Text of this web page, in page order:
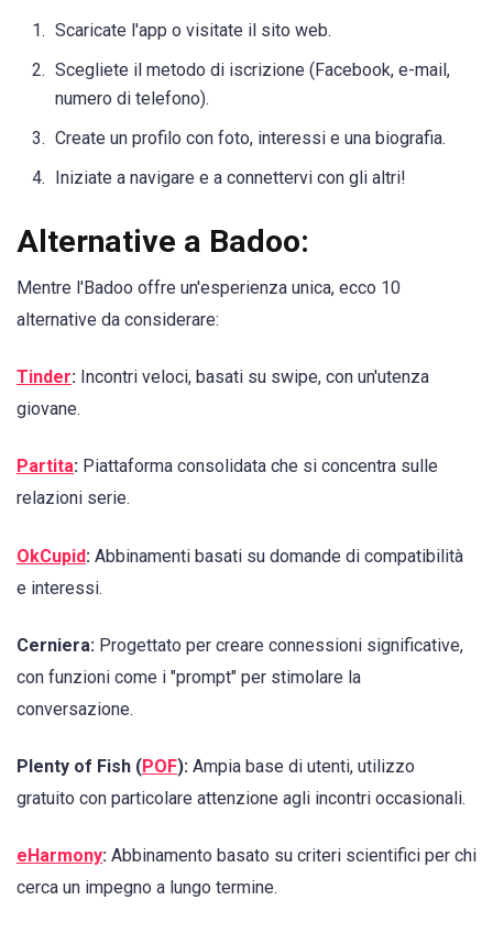
Scaricate l'app o visitate il sito web.
Scegliete il metodo di iscrizione (Facebook, e-mail,
numero di telefono).
Create un profilo con foto, interessi e una biografia.
Iniziate a navigare e a connettervi con gli altri!
Alternative a Badoo:
Mentre l'Badoo offre un'esperienza unica, ecco 10
alternative da considerare:
Tinder: Incontri veloci, basati su swipe, con un'utenza
giovane.
Partita: Piattaforma consolidata che si concentra sulle
relazioni serie.
OkCupid: Abbinamenti basati su domande di compatibilità
e interessi.
Cerniera: Progettato per creare connessioni significative,
con funzioni come i "prompt" per stimolare la
conversazione.
Plenty of Fish (POF): Ampia base di utenti, utilizzo
gratuito con particolare attenzione agli incontri occasionali.
eHarmony: Abbinamento basato su criteri scientifici per chi
cerca un impegno a lungo termine.